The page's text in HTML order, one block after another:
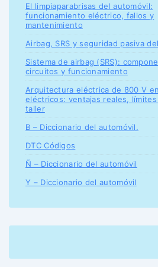
El limpiaparabrisas del automóvil:
funcionamiento eléctrico, fallos y
mantenimiento
Airbag, SRS y seguridad pasiva
Sistema de airbag (SRS):
circuitos y funcionamiento
Arquitectura eléctrica de 800 V
eléctricos: ventajas reales,
taller
B – Diccionario del automóvil.
DTC Códigos
Ñ – Diccionario del automóvil
Y – Diccionario del automóvil